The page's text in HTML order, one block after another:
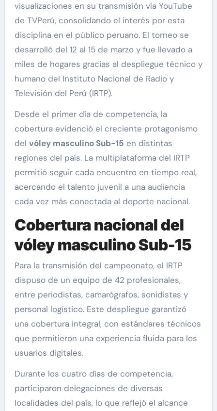
visualizaciones en su transmisión vía YouTube
de TVPerú, consolidando el interés por esta
disciplina en el público peruano. El torneo se
desarrolló del 12 al 15 de marzo y fue llevado a
miles de hogares gracias al despliegue técnico y
humano del Instituto Nacional de Radio y
Televisión del Perú (IRTP).
Desde el primer día de competencia, la
cobertura evidenció el creciente protagonismo
del vóley masculino Sub-15 en distintas
regiones del país. La multiplataforma del IRTP
permitió seguir cada encuentro en tiempo real,
acercando el talento juvenil a una audiencia
cada vez más conectada al deporte nacional.
Cobertura nacional del
vóley masculino Sub-15
Para la transmisión del campeonato, el IRTP
dispuso de un equipo de 42 profesionales,
entre periodistas, camarógrafos, sonidistas y
personal logístico. Este despliegue garantizó
una cobertura integral, con estándares técnicos
que permitieron una experiencia fluida para los
usuarios digitales.
Durante los cuatro días de competencia,
participaron delegaciones de diversas
localidades del país, lo que reflejó el alcance